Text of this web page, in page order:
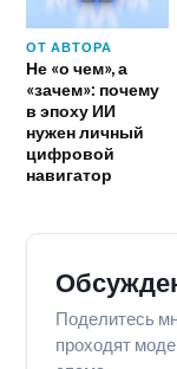
ОТ АВТОРА
Не «о чем», а
«зачем»: почему
в эпоху ИИ
нужен личный
цифровой
навигатор
Поделитесь
проходят